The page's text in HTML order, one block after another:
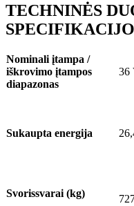
TECHNINĖS
Nominali įtampa /
iškrovimo įtampos
diapazonas
36
Sukaupta energija
Svorissvarai (kg)